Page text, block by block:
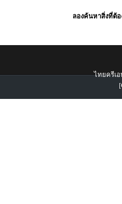
ลองค้นหาสิ่งที่ต้อ
ไทยครีเอ
[